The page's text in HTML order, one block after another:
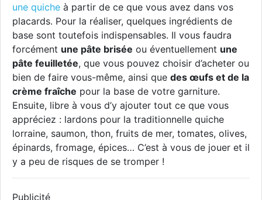
une quiche à partir de ce que vous avez dans vos
placards. Pour la réaliser, quelques ingrédients de
base sont toutefois indispensables. Il vous faudra
forcément une pâte brisée ou éventuellement une
pâte feuilletée, que vous pouvez choisir d’acheter ou
bien de faire vous-même, ainsi que des œufs et de la
crème fraîche pour la base de votre garniture.
Ensuite, libre à vous d’y ajouter tout ce que vous
appréciez : lardons pour la traditionnelle quiche
lorraine, saumon, thon, fruits de mer, tomates, olives,
épinards, fromage, épices… C’est à vous de jouer et il
y a peu de risques de se tromper !
Publicité